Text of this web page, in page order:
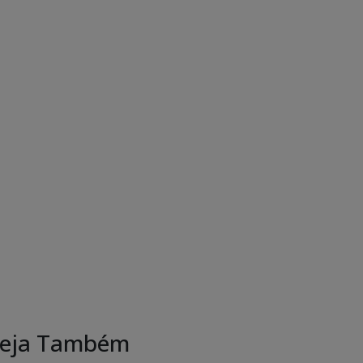
Também